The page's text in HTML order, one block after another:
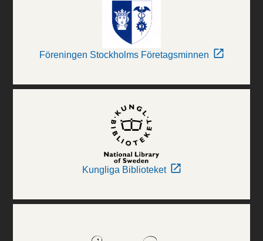
Föreningen Stockholms Företagsminnen
Kungliga Biblioteket